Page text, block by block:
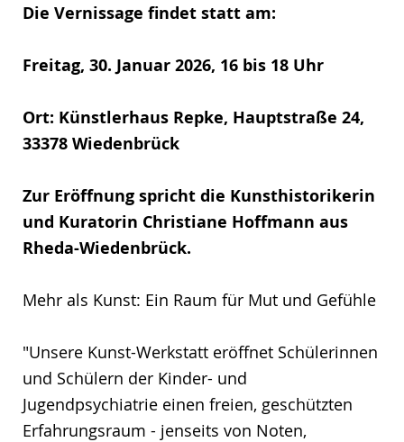
Die Vernissage findet statt am:
Freitag, 30. Januar 2026, 16 bis 18 Uhr
Ort: Künstlerhaus Repke, Hauptstraße 24,
33378 Wiedenbrück
Zur Eröffnung spricht die Kunsthistorikerin
und Kuratorin Christiane Hoffmann aus
Rheda-Wiedenbrück.
Mehr als Kunst: Ein Raum für Mut und Gefühle
"Unsere Kunst-Werkstatt eröffnet Schülerinnen
und Schülern der Kinder- und
Jugendpsychiatrie einen freien, geschützten
Erfahrungsraum - jenseits von Noten,